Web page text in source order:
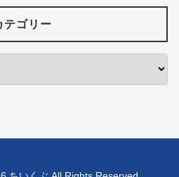
テゴリー